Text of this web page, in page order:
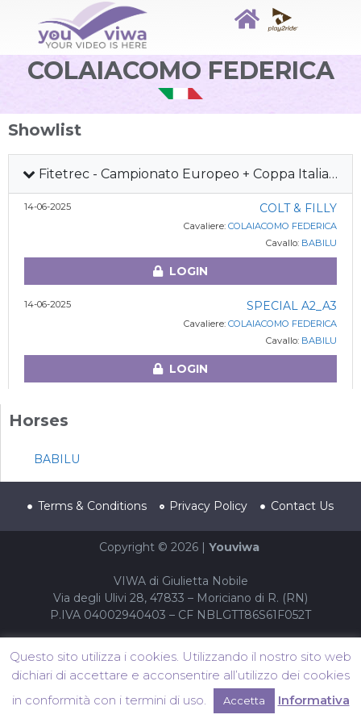
COLAIACOMO FEDERICA
Showlist
Fitetrec - Campionato Europeo + Coppa Italia Gimkana Western 2025 + MdL
14-06-2025 COLT & FILLY
Cavaliere: COLAIACOMO FEDERICA
Cavallo: BABILU
LOGIN
14-06-2025 SPECIAL A2_A3
Cavaliere: COLAIACOMO FEDERICA
Cavallo: BABILU
LOGIN
Horses
BABILU
Terms & Conditions Privacy Policy Contact Us
Copyright © 2026 | Youviwa
VIWA di Giulietta Nobile
Via degli Ulivi 28, 47833 – Moriciano di R. (RN)
P.IVA 04002940403 – CF NBLGTT86S61F052T
Questo sito utilizza i cookies. Utilizzando il nostro sito web
dichiari di accettare e acconsentire all’utilizzo dei cookies
in conformità con i termini di uso.
Accetta Informativa